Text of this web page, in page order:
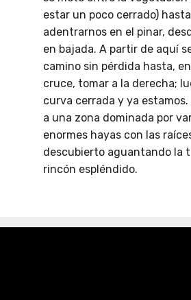
estar un poco cerrado) hasta
adentrarnos en el pinar,
en bajada. A partir de aquí
camino sin pérdida hasta,
cruce, tomar a la derecha;
curva cerrada y ya estamos.
a una zona dominada por
enormes hayas con las
descubierto aguantando la
rincón espléndido.